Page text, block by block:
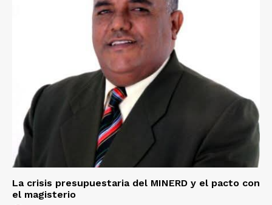
La crisis presupuestaria del MINERD y el pacto con
el magisterio